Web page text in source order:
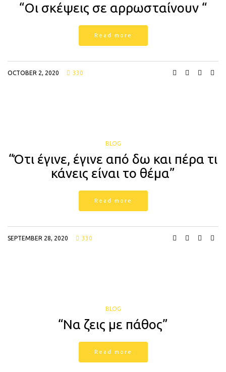
“Οι σκέψεις σε αρρωσταίνουν “
Read more
OCTOBER 2, 2020 330
BLOG
“Ότι έγινε, έγινε από δω και πέρα τι
κάνεις είναι το θέμα”
Read more
SEPTEMBER 28, 2020 330
BLOG
“Να ζεις με πάθος”
Read more